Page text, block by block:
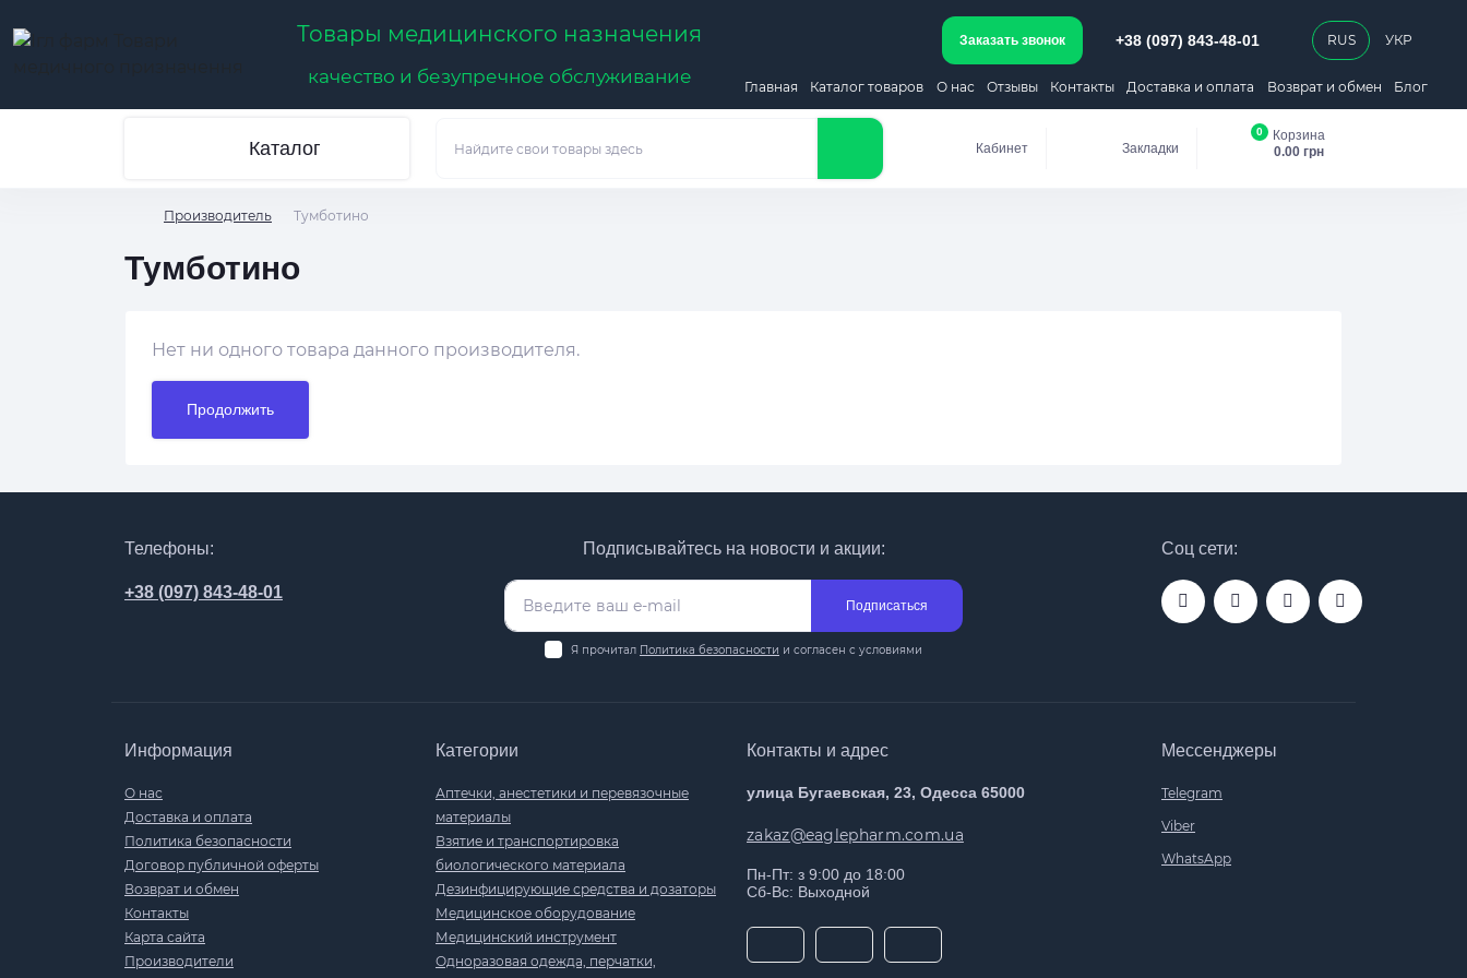
Товары медицинского назначения
качество и безупречное обслуживание
Заказать звонок +38 (097) 843-48-01 RUS УКР
Главная Каталог товаров О нас Отзывы Контакты Доставка и оплата Возврат и обмен Блог
Каталог Кабинет Закладки
Корзина
0.00 грн
0
Производитель Тумботино
Тумботино
Нет ни одного товара данного производителя.
Продолжить
Телефоны:
+38 (097) 843-48-01
Соц сети:
Подписывайтесь на новости и акции:
Подписаться
Я прочитал Политика безопасности и согласен с условиями
Информация
О нас
Доставка и оплата
Политика безопасности
Договор публичной оферты
Возврат и обмен
Контакты
Карта сайта
Производители
Категории
Аптечки, анестетики и перевязочные
материалы
Взятие и транспортировка
биологического материала
Дезинфицирующие средства и дозаторы
Медицинское оборудование
Медицинский инструмент
Одноразовая одежда, перчатки,
Контакты и адрес
улица Бугаевская, 23, Одесса 65000
zakaz@eaglepharm.com.ua
Пн-Пт: з 9:00 до 18:00
Сб-Вс: Выходной
Мессенджеры
Telegram
Viber
WhatsApp